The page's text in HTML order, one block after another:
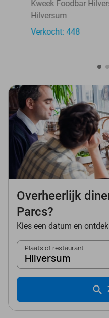
Kweek Foodbar
Hilversum
Verkocht: 448
Overheerlijk
Parcs?
Kies een datum en
Plaats of restaurant
Hilversum